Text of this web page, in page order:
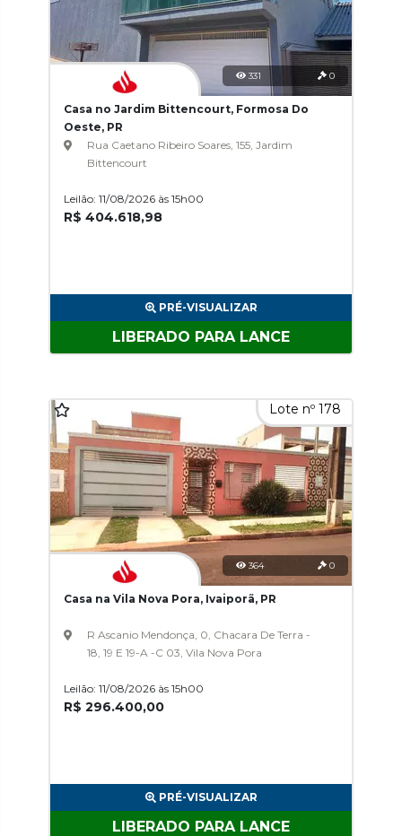
331 0
Casa no Jardim Bittencourt, Formosa Do
Oeste, PR
Rua Caetano Ribeiro Soares, 155, Jardim
Bittencourt
Leilão: 11/08/2026 às 15h00
R$ 404.618,98
PRÉ-VISUALIZAR
LIBERADO PARA LANCE
Lote nº 178
364 0
Casa na Vila Nova Pora, Ivaiporã, PR
R Ascanio Mendonça, 0, Chacara De Terra -
18, 19 E 19-A -C 03, Vila Nova Pora
Leilão: 11/08/2026 às 15h00
R$ 296.400,00
PRÉ-VISUALIZAR
LIBERADO PARA LANCE